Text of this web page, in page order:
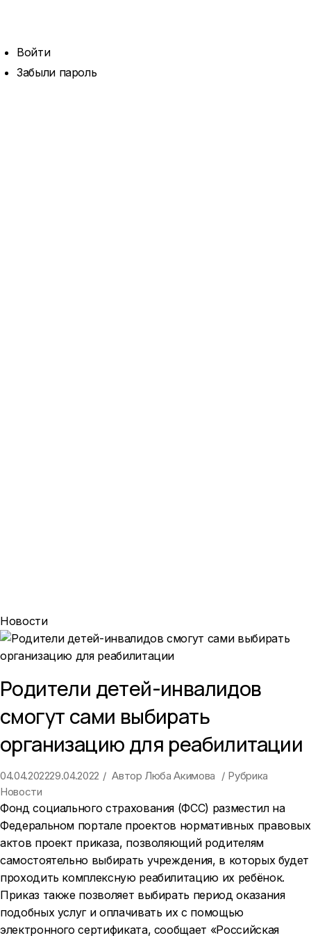
Войти
Забыли пароль
Новости
Родители детей-инвалидов
смогут сами выбирать
организацию для реабилитации
04.04.202229.04.2022 Автор Люба Акимова
Рубрика
Новости
Фонд социального страхования (ФСС) разместил на
Федеральном портале проектов нормативных правовых
актов проект приказа, позволяющий родителям
самостоятельно выбирать учреждения, в которых будет
проходить комплексную реабилитацию их ребёнок.
Приказ также позволяет выбирать период оказания
подобных услуг и оплачивать их с помощью
электронного сертификата, сообщает «Российская